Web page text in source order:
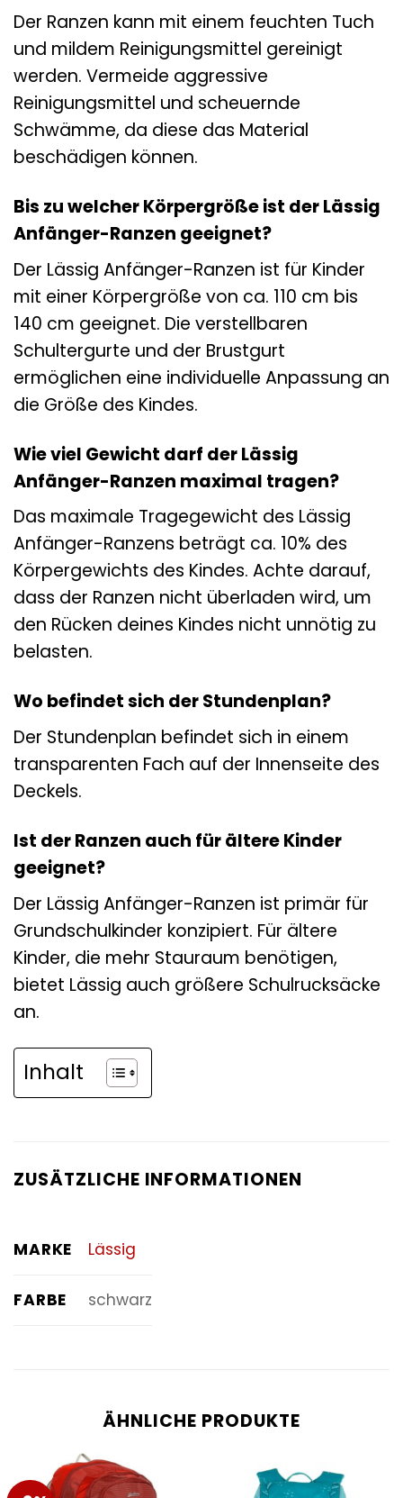
Der Ranzen kann mit einem feuchten Tuch
und mildem Reinigungsmittel gereinigt
werden. Vermeide aggressive
Reinigungsmittel und scheuernde
Schwämme, da diese das Material
beschädigen können.
Bis zu welcher Körpergröße ist der Lässig
Anfänger-Ranzen geeignet?
Der Lässig Anfänger-Ranzen ist für Kinder
mit einer Körpergröße von ca. 110 cm bis
140 cm geeignet. Die verstellbaren
Schultergurte und der Brustgurt
ermöglichen eine individuelle Anpassung an
die Größe des Kindes.
Wie viel Gewicht darf der Lässig
Anfänger-Ranzen maximal tragen?
Das maximale Tragegewicht des Lässig
Anfänger-Ranzens beträgt ca. 10% des
Körpergewichts des Kindes. Achte darauf,
dass der Ranzen nicht überladen wird, um
den Rücken deines Kindes nicht unnötig zu
belasten.
Wo befindet sich der Stundenplan?
Der Stundenplan befindet sich in einem
transparenten Fach auf der Innenseite des
Deckels.
Ist der Ranzen auch für ältere Kinder
geeignet?
Der Lässig Anfänger-Ranzen ist primär für
Grundschulkinder konzipiert. Für ältere
Kinder, die mehr Stauraum benötigen,
bietet Lässig auch größere Schulrucksäcke
an.
Inhalt
ZUSÄTZLICHE INFORMATIONEN
MARKE Lässig
FARBE schwarz
ÄHNLICHE PRODUKTE